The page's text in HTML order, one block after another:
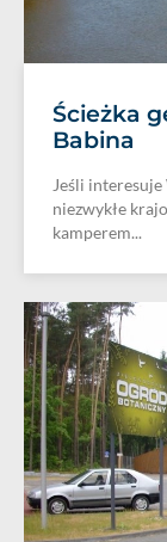
Ścieżka
Babina
Jeśli
niezwykłe
kamperem...